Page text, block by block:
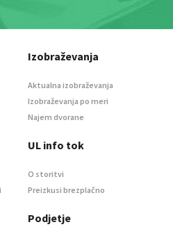
Izobraževanja
Aktualna izobraževanja
Izobraževanja po meri
Najem dvorane
UL info tok
O storitvi
Preizkusi brezplačno
Podjetje